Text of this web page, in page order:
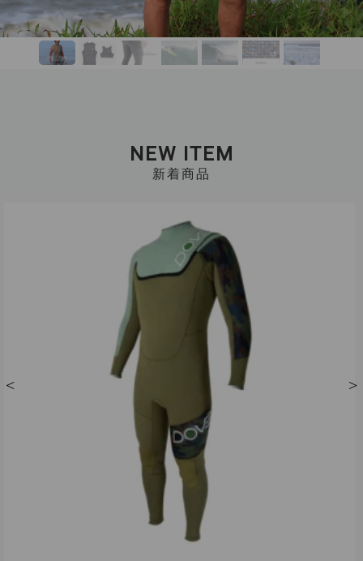
NEW ITEM
新着商品